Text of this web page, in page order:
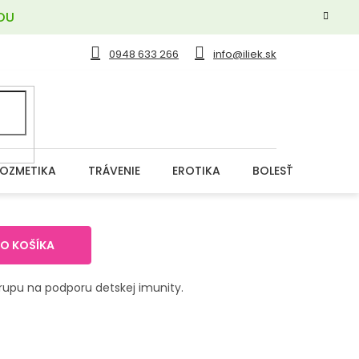
0948 633 266 info@iliek.sk
TRÁVENIE EROTIKA BOLESŤ
KOŠÍKA
na podporu detskej imunity.